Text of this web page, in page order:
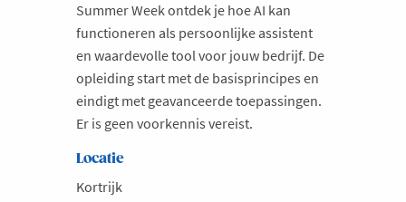
Summer Week ontdek je hoe AI kan
functioneren als persoonlijke assistent
en waardevolle tool voor jouw bedrijf. De
opleiding start met de basisprincipes en
eindigt met geavanceerde toepassingen.
Er is geen voorkennis vereist.
Locatie
Kortrijk